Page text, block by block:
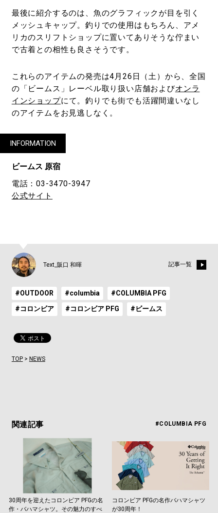
最後に紹介するのは、魚のグラフィックが目を引く
メッシュキャップ。釣りでの使用はもちろん、アメ
リカのスリフトショップに置いてありそうな佇まい
で古着との相性も良さそうです。
これらのアイテムの発売は4月26日（土）から、全国
の「ビームス」レーベル取り扱い店舗およびオンラ
インショップにて。釣りでも街でも活躍間違いなし
のアイテムをお見逃しなく。
INFORMATION
ビームス 原宿
電話：03-3470-3947
公式サイト
Text_阪口 和暉 記事一覧
#OUTDOOR #columbia #COLUMBIA PFG
#コロンビア #コロンビア PFG #ビームス
TOP> NEWS
関連記事 #COLUMBIA PFG
30周年を迎えたコロンビア PFGの名
作・バハマシャツ。その魅力のすべ
コロンビア PFGの名作バハマシャツ
が30周年！